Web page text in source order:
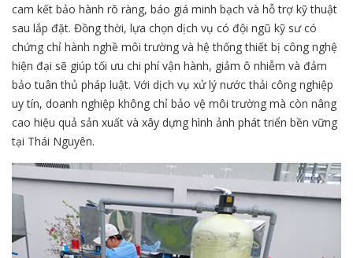
cam kết bảo hành rõ ràng, báo giá minh bạch và hỗ trợ kỹ thuật
sau lắp đặt. Đồng thời, lựa chọn dịch vụ có đội ngũ kỹ sư có
chứng chỉ hành nghề môi trường và hệ thống thiết bị công nghệ
hiện đại sẽ giúp tối ưu chi phí vận hành, giảm ô nhiễm và đảm
bảo tuân thủ pháp luật. Với dịch vụ xử lý nước thải công nghiệp
uy tín, doanh nghiệp không chỉ bảo vệ môi trường mà còn nâng
cao hiệu quả sản xuất và xây dựng hình ảnh phát triển bền vững
tại Thái Nguyên.